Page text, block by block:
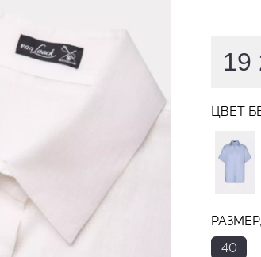
19
ЦВЕТ
40